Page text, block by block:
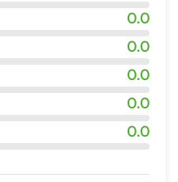
0.0
0.0
0.0
0.0
0.0